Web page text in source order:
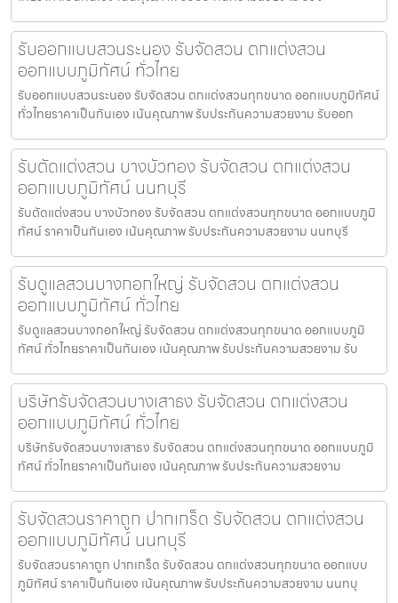
รับออกแบบสวนระนอง รับจัดสวน ตกแต่งสวน
ออกแบบภูมิทัศน์ ทั่วไทย
รับออกแบบสวนระนอง รับจัดสวน ตกแต่งสวนทุกขนาด ออกแบบภูมิทัศน์
ทั่วไทยราคาเป็นกันเอง เน้นคุณภาพ รับประกันความสวยงาม รับออก
รับตัดแต่งสวน บางบัวทอง รับจัดสวน ตกแต่งสวน
ออกแบบภูมิทัศน์ นนทบุรี
รับตัดแต่งสวน บางบัวทอง รับจัดสวน ตกแต่งสวนทุกขนาด ออกแบบภูมิ
ทัศน์ ราคาเป็นกันเอง เน้นคุณภาพ รับประกันความสวยงาม นนทบุรี
รับดูแลสวนบางกอกใหญ่ รับจัดสวน ตกแต่งสวน
ออกแบบภูมิทัศน์ ทั่วไทย
รับดูแลสวนบางกอกใหญ่ รับจัดสวน ตกแต่งสวนทุกขนาด ออกแบบภูมิ
ทัศน์ ทั่วไทยราคาเป็นกันเอง เน้นคุณภาพ รับประกันความสวยงาม รับ
บริษัทรับจัดสวนบางเสาธง รับจัดสวน ตกแต่งสวน
ออกแบบภูมิทัศน์ ทั่วไทย
บริษัทรับจัดสวนบางเสาธง รับจัดสวน ตกแต่งสวนทุกขนาด ออกแบบภูมิ
ทัศน์ ทั่วไทยราคาเป็นกันเอง เน้นคุณภาพ รับประกันความสวยงาม
รับจัดสวนราคาถูก ปากเกร็ด รับจัดสวน ตกแต่งสวน
ออกแบบภูมิทัศน์ นนทบุรี
รับจัดสวนราคาถูก ปากเกร็ด รับจัดสวน ตกแต่งสวนทุกขนาด ออกแบบ
ภูมิทัศน์ ราคาเป็นกันเอง เน้นคุณภาพ รับประกันความสวยงาม นนทบุ